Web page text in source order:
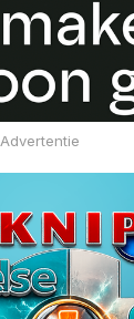
Advertentie